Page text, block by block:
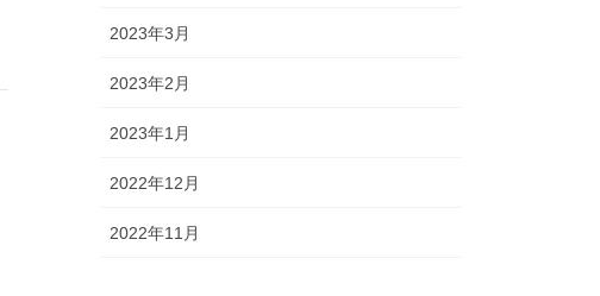
2023年3月
2023年2月
2023年1月
2022年12月
2022年11月